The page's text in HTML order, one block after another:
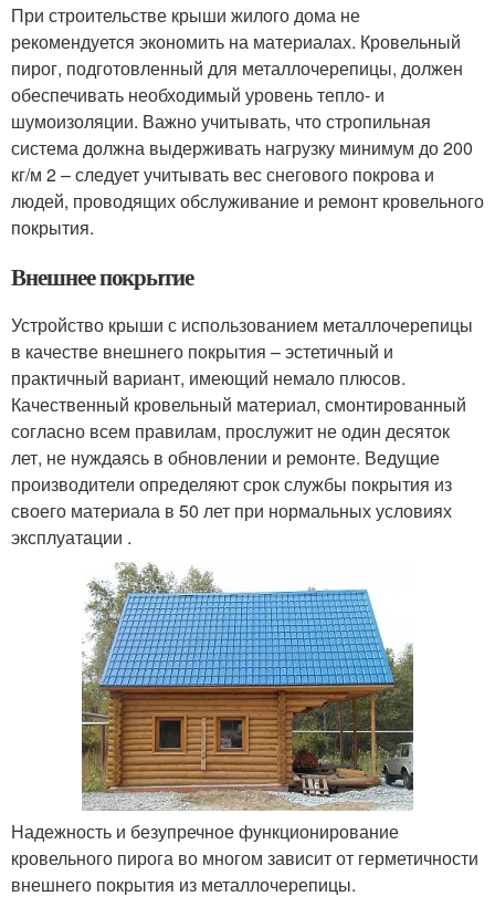
При строительстве крыши жилого дома не
рекомендуется экономить на материалах. Кровельный
пирог, подготовленный для металлочерепицы, должен
обеспечивать необходимый уровень тепло- и
шумоизоляции. Важно учитывать, что стропильная
система должна выдерживать нагрузку минимум до 200
кг/м 2 – следует учитывать вес снегового покрова и
людей, проводящих обслуживание и ремонт кровельного
покрытия.
Внешнее покрытие
Устройство крыши с использованием металлочерепицы
в качестве внешнего покрытия – эстетичный и
практичный вариант, имеющий немало плюсов.
Качественный кровельный материал, смонтированный
согласно всем правилам, прослужит не один десяток
лет, не нуждаясь в обновлении и ремонте. Ведущие
производители определяют срок службы покрытия из
своего материала в 50 лет при нормальных условиях
эксплуатации .
Надежность и безупречное функционирование
кровельного пирога во многом зависит от герметичности
внешнего покрытия из металлочерепицы.